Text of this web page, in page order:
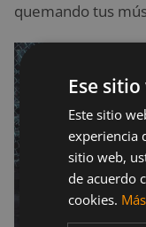
quemando tus
Ese
Este sitio
experiencia
sitio web,
de acuerdo
cookies.